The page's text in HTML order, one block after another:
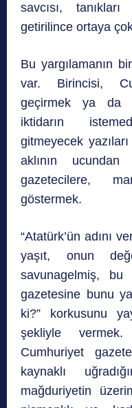
savcısı,
getirilince ortaya
Bu yargılamanın
var. Birincisi,
geçirmek ya da
iktidarın
gitmeyecek
aklının
gazetecilere,
göstermek.
“Atatürk’ün adını
yaşıt, onun
savunagelmiş,
gazetesine bunu
ki?” korkusunu
şekliyle
Cumhuriyet
kaynaklı
mağduriyetin